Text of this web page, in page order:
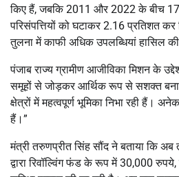
किए हैं, जबकि 2011 और 2022 के बीच
परिसंपत्तियों को घटाकर 2.16 प्रतिशत
तुलना में काफी अधिक उपलब्धियां हासिल
पंजाब राज्य ग्रामीण आजीविका मिशन के
समूहों से जोड़कर आर्थिक रूप से सशक्त
क्षेत्रों में महत्वपूर्ण भूमिका निभा रही हैं।
हैं।”
मंत्री तरुणप्रीत सिंह सौंद ने बताया कि
द्वारा रिवॉल्विंग फंड के रूप में 30,000